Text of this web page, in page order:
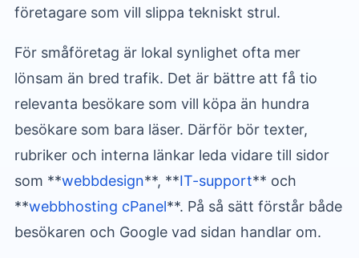
företagare som vill slippa tekniskt strul.
För småföretag är lokal synlighet ofta mer
lönsam än bred trafik. Det är bättre att få tio
relevanta besökare som vill köpa än hundra
besökare som bara läser. Därför bör texter,
rubriker och interna länkar leda vidare till sidor
som **webbdesign**, **IT-support** och
**webbhosting cPanel**. På så sätt förstår både
besökaren och Google vad sidan handlar om.